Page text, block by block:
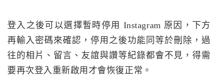
登入之後可以選擇暫時停用 Instagram 原因，下方
再輸入密碼來確認，停用之後功能同等於刪除，過
往的相片、留言、友誼與讚等紀錄都會不見，得需
要再次登入重新啟用才會恢復正常。